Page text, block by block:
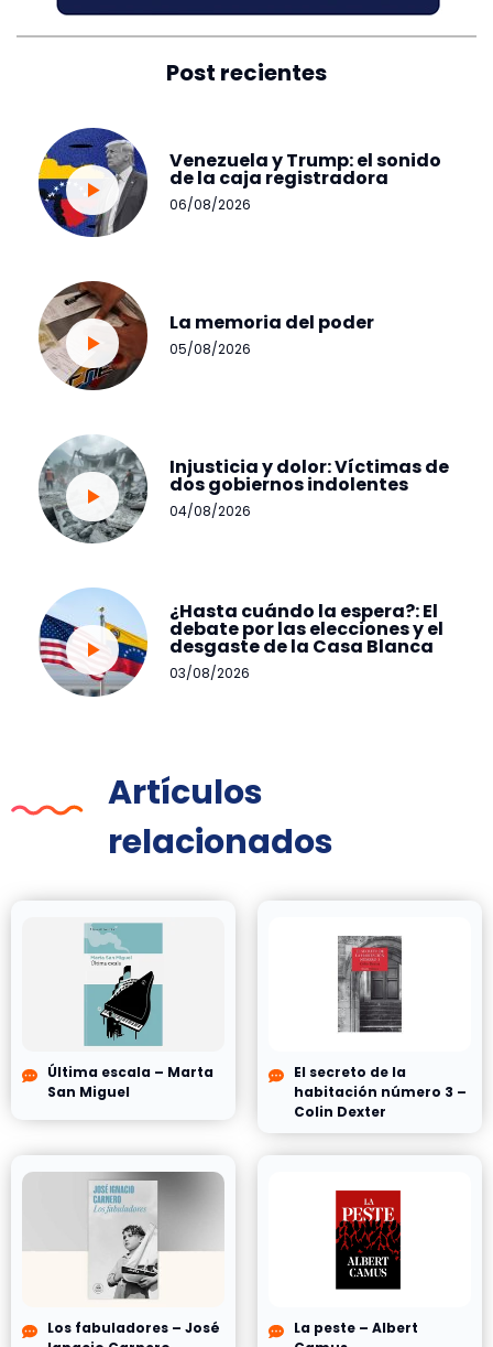
Post recientes
Venezuela y Trump: el sonido
de la caja registradora
06/08/2026
La memoria del poder
05/08/2026
Injusticia y dolor: Víctimas de
dos gobiernos indolentes
04/08/2026
¿Hasta cuándo la espera?: El
debate por las elecciones y el
desgaste de la Casa Blanca
03/08/2026
Artículos
relacionados
Última escala – Marta
San Miguel
El secreto de la
habitación número 3 –
Colin Dexter
Los fabuladores – José
La peste – Albert